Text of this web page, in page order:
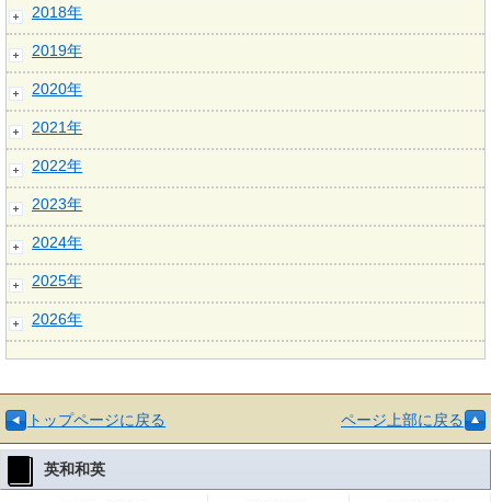
2018年
2019年
2020年
2021年
2022年
2023年
2024年
2025年
2026年
トップページに戻る ページ上部に戻る
英和和英